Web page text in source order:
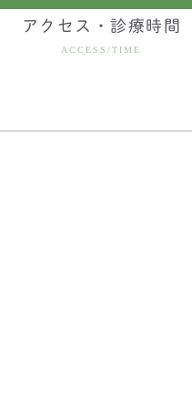
アクセス・診療時間
ACCESS/TIME